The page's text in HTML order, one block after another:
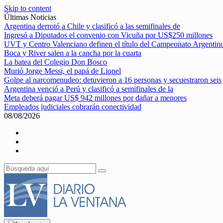
Skip to content
Últimas Noticias
Argentina derrotó a Chile y clasificó a las semifinales de
Ingresó a Diputados el convenio con Vicuña por US$250 millones
UVT y Centro Valenciano definen el título del Campeonato
Boca y River salen a la cancha por la cuarta
La batea del Colegio Don Bosco
Murió Jorge Messi, el papá de Lionel
Golpe al narcomenudeo: detuvieron a 16 personas y secuestraron seis
Argentina venció a Perú y clasificó a semifinales de la
Meta deberá pagar US$ 942 millones por dañar a menores
Empleados judiciales cobrarán conectividad
08/08/2026